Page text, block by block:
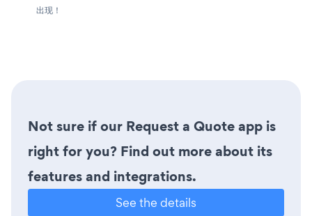
出现！
Not sure if our Request a Quote app is
right for you? Find out more about its
features and integrations.
See the details